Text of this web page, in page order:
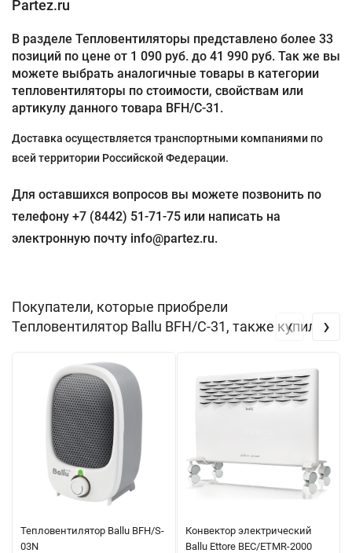
Partez.ru
В разделе Тепловентиляторы представлено более 33
позиций по цене от 1 090 руб. до 41 990 руб. Так же вы
можете выбрать аналогичные товары в категории
тепловентиляторы по стоимости, свойствам или
артикулу данного товара BFH/С-31.
Доставка осуществляется транспортными компаниями по
всей территории Российской Федерации.
Для оставшихся вопросов вы можете позвонить по
телефону +7 (8442) 51-71-75 или написать на
электронную почту info@partez.ru.
Покупатели, которые приобрели
Тепловентилятор Ballu BFH/С-31, также купили
Тепловентилятор Ballu BFH/S-
03N
Конвектор электрический
Ballu Ettore BEC/ETMR-2000
‹ ›